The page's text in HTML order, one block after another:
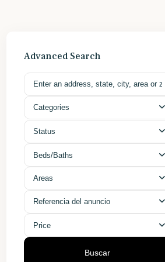
Advanced Search
Categories
Status
Beds/Baths
Areas
Referencia del anuncio
Price
Buscar